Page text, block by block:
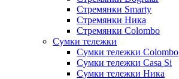
Стремянки Smarty
Стремянки Ника
Стремянки Сolombo
Сумки тележки
Сумки тележки Colombo
Сумки тележки Сasa Si
Сумки тележки Ника